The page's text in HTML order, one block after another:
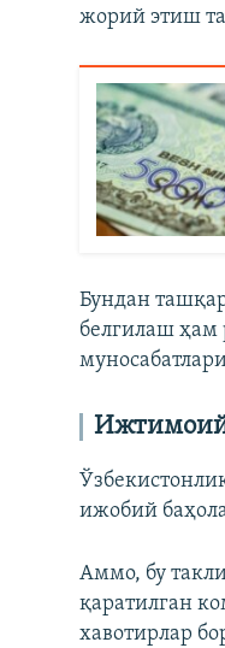
жорий этиш
Бундан
белгилаш ҳам
Ижтимоий
ижобий
Аммо, бу
қаратилган
хавотирлар